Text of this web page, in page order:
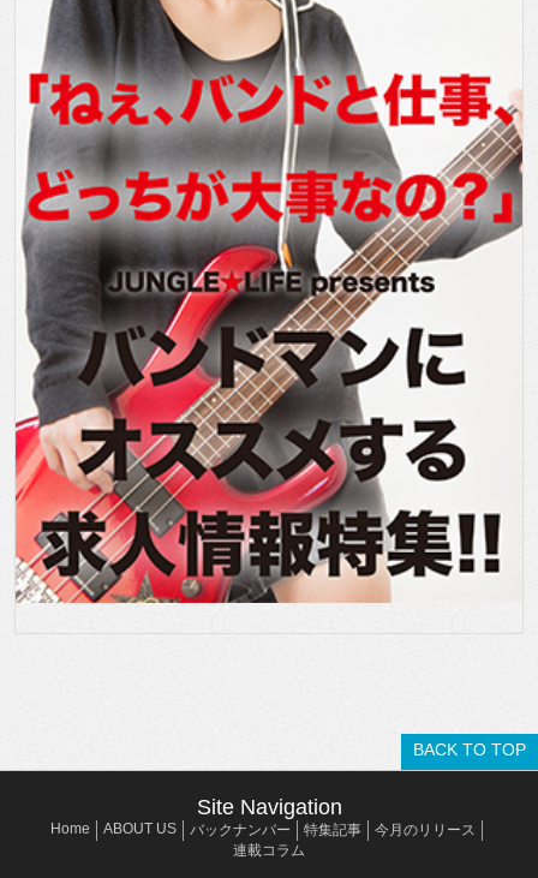
BACK TO TOP
Site Navigation
Home ABOUT US バックナンバー 特集記事
今月のリリース
連載コラム